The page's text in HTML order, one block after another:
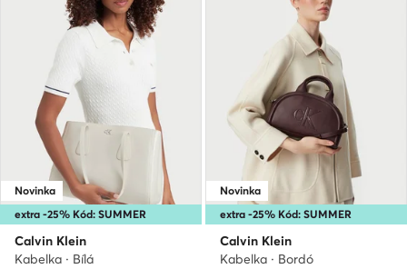
extra -25% Kód: SUMMER
Novinka
Calvin Klein
Kabelka · Bílá
extra -25% Kód: SUMMER
Novinka
Calvin Klein
Kabelka · Bordó